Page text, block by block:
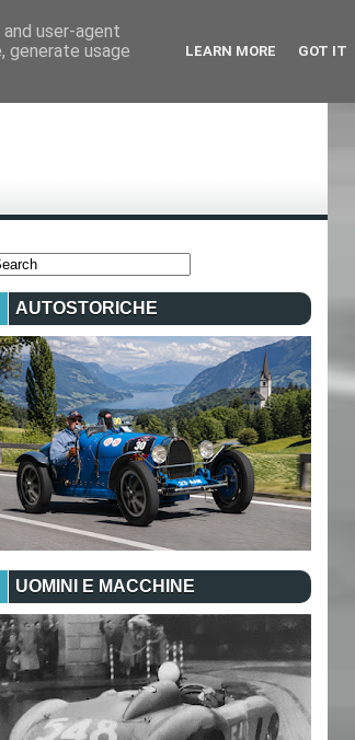
AUTOSTORICHE
UOMINI E MACCHINE
user-agent
generate usage
LEARN MORE GOT IT